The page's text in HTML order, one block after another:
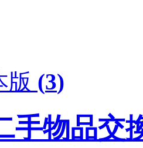
版 (3)
手物品交